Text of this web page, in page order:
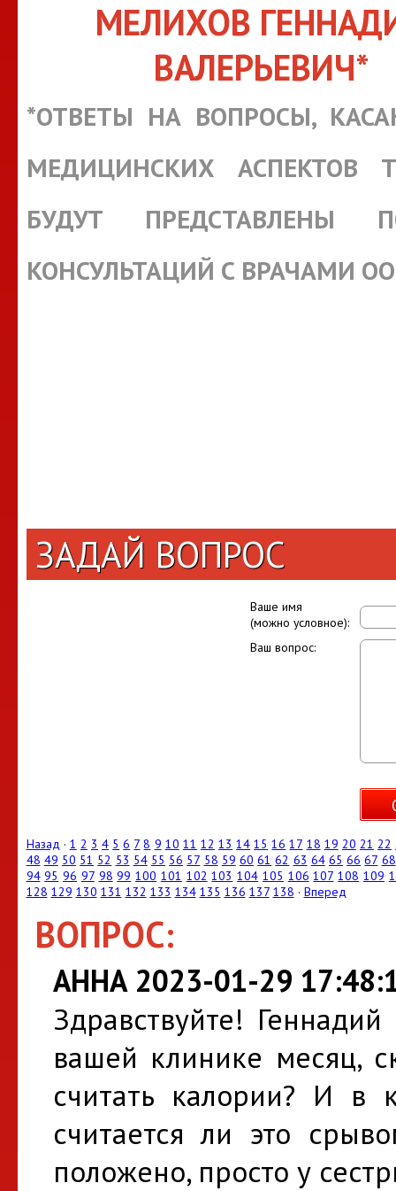
МЕЛИХОВ
ВАЛЕРЬЕВИЧ*
*ОТВЕТЫ НА ВОПРОСЫ,
МЕДИЦИНСКИХ АСПЕКТОВ
БУДУТ ПРЕДСТАВЛЕНЫ
КОНСУЛЬТАЦИЙ С ВРАЧАМИ
ЗАДАЙ ВОПРОС
Ваше имя
(можно условное):
Ваш вопрос:
Назад · 1 2 3 4 5 6 7 8 9 10 11 12 13 14 15 16 17 18 19 20 21 22
48 49 50 51 52 53 54 55 56 57 58 59 60 61 62 63 64 65 66 67 68
94 95 96 97 98 99 100 101 102 103 104 105 106 107 108 109
128 129 130 131 132 133 134 135 136 137 138 · Вперед
ВОПРОС:
АННА 2023-01-29
Здравствуйте!
вашей клинике месяц,
считать калории? И в
считается ли это
положено, просто у